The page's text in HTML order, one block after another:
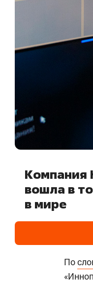
Компания
вошла в
в мире
По